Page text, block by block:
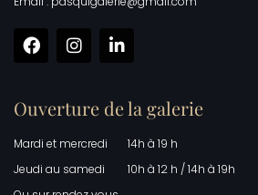
Ouverture de la galerie
Mardi et mercredi
Jeudi au samedi
14h à 19 h
10h à 12 h / 14h à 19h